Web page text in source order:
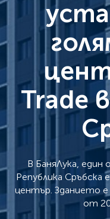
Trade
В БаняЛука, един
Република Сръбска
център. Зданието
от